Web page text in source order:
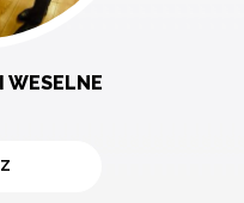
WESELNE